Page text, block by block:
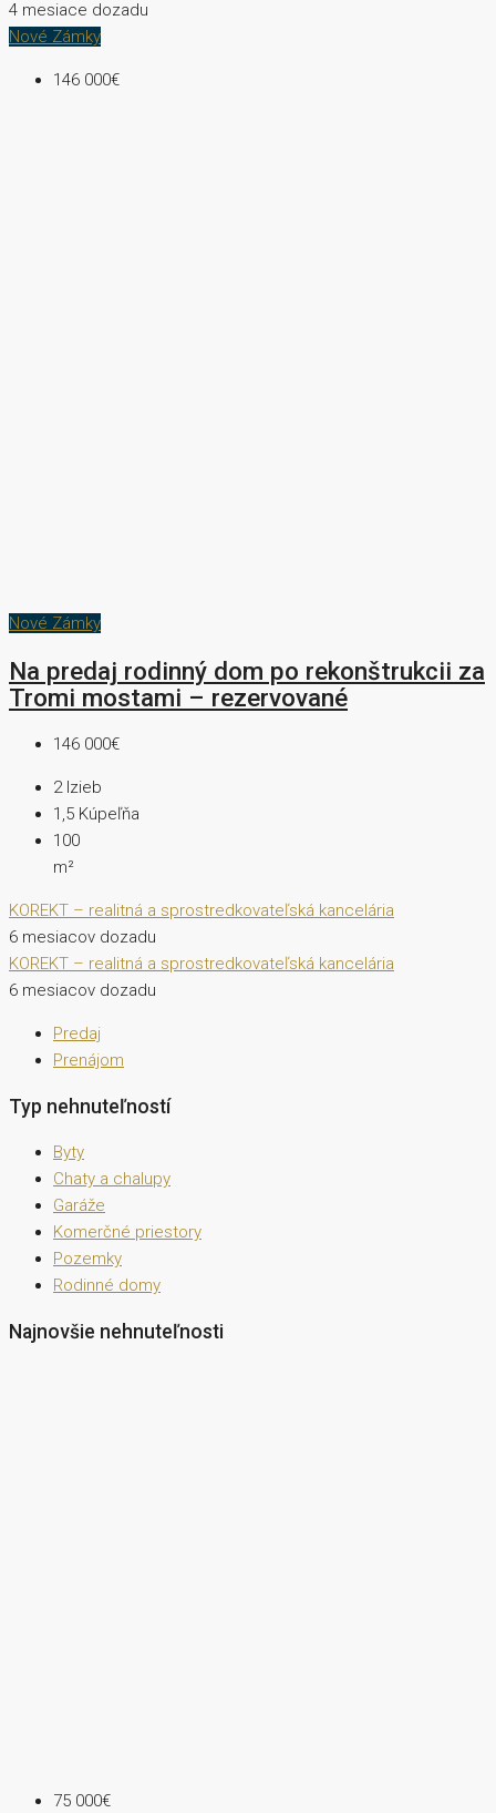
4 mesiace dozadu
Nové Zámky
146 000€
Nové Zámky
Na predaj rodinný dom po rekonštrukcii za
Tromi mostami – rezervované
146 000€
2 Izieb
1,5 Kúpeľňa
100
m²
KOREKT – realitná a sprostredkovateľská kancelária
6 mesiacov dozadu
KOREKT – realitná a sprostredkovateľská kancelária
6 mesiacov dozadu
Predaj
Prenájom
Typ nehnuteľností
Byty
Chaty a chalupy
Garáže
Komerčné priestory
Pozemky
Rodinné domy
Najnovšie nehnuteľnosti
75 000€